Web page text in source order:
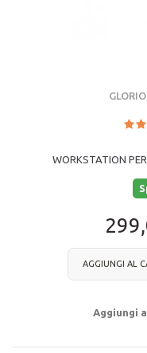
WORKSTATION
AGGIUNGI AL
Aggiungi